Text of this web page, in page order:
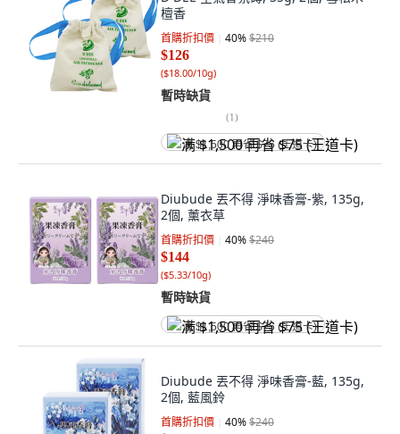
檀香
首購折扣價 40%$210
$126
($18.00/10g)
暫時缺貨
(1)
满 $1,500 再省 $75 (王道卡)
Diubude 丟不得 淨味香膏-紫, 135g,
2個, 薰衣草
首購折扣價 40%$240
$144
($5.33/10g)
暫時缺貨
满 $1,500 再省 $75 (王道卡)
Diubude 丟不得 淨味香膏-藍, 135g,
2個, 藍風鈴
首購折扣價 40%$240